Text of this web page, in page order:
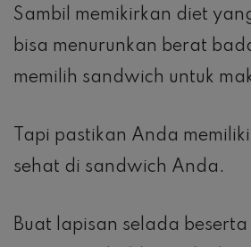
Sambil memikirkan diet
bisa menurunkan berat
memilih sandwich untuk
Tapi pastikan Anda
sehat di sandwich Anda.
Buat lapisan selada